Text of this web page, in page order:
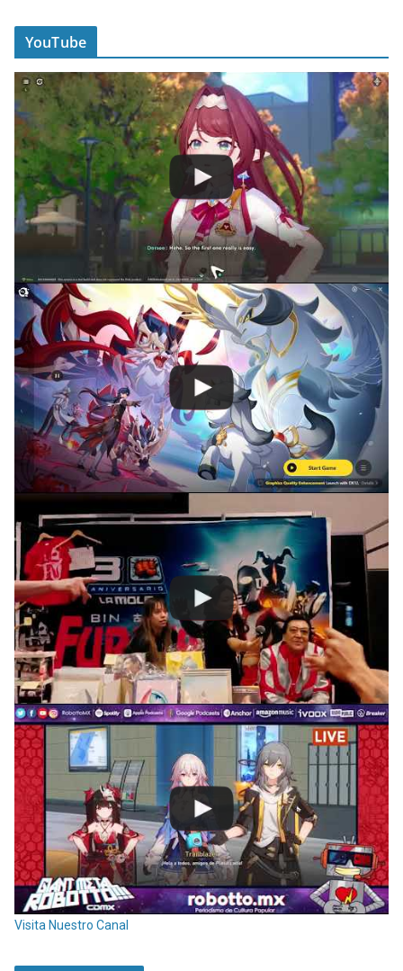
YouTube
Visita Nuestro Canal